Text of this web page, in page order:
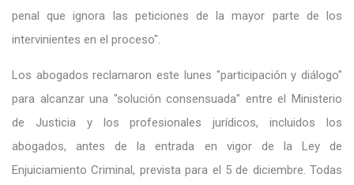
penal que ignora las peticiones de la mayor parte de los
intervinientes en el proceso".
Los abogados reclamaron este lunes "participación y diálogo"
para alcanzar una "solución consensuada" entre el Ministerio
de Justicia y los profesionales jurídicos, incluidos los
abogados, antes de la entrada en vigor de la Ley de
Enjuiciamiento Criminal, prevista para el 5 de diciembre. Todas